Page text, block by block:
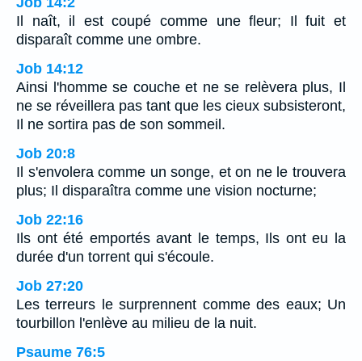
Il naît, il est coupé comme une fleur; Il fuit et
disparaît comme une ombre.
Job 14:12
Ainsi l'homme se couche et ne se relèvera plus, Il
ne se réveillera pas tant que les cieux subsisteront,
Il ne sortira pas de son sommeil.
Job 20:8
Il s'envolera comme un songe, et on ne le trouvera
plus; Il disparaîtra comme une vision nocturne;
Job 22:16
Ils ont été emportés avant le temps, Ils ont eu la
durée d'un torrent qui s'écoule.
Job 27:20
Les terreurs le surprennent comme des eaux; Un
tourbillon l'enlève au milieu de la nuit.
Psaume 76:5